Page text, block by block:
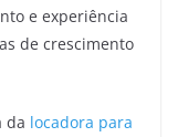
e experiência
de crescimento
da locadora para